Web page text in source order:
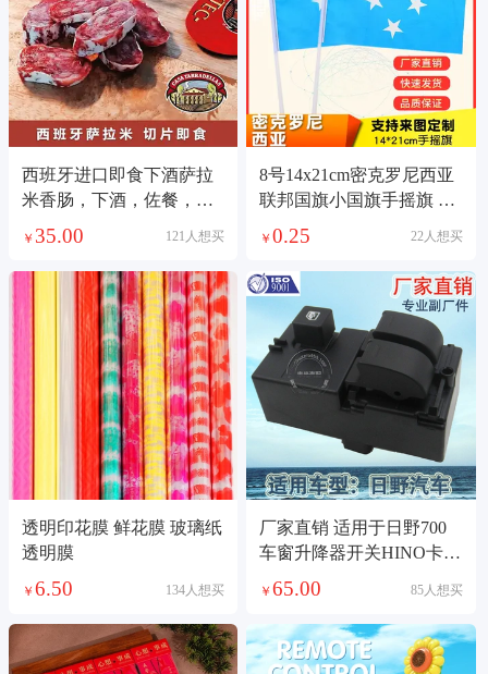
西班牙进口即食下酒萨拉
米香肠，下酒，佐餐，零
食都可以，由于是空运进
￥ 35.00 121人想买
8号14x21cm密克罗尼西亚
联邦国旗小国旗手摇旗 国
旗定做
￥0.25 22人想买
透明印花膜 鲜花膜 玻璃纸
透明膜
￥ 6.50 134人想买
厂家直销 适用于日野700
车窗升降器开关HINO卡车
左驾左前玻璃门电控总成
￥65.00 85人想买